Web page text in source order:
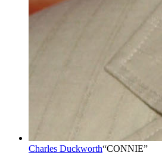
Charles Duckworth“CONNIE”